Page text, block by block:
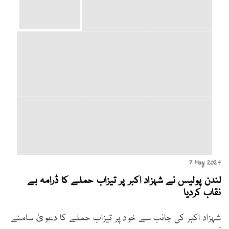
7 May 2024
لندن پولیس نے شہزاد اکبر پر تیزاب حملے کا ڈرامہ بے
نقاب کردیا
شہزاد اکبر کی جانب سے خود پر تیزاب حملے کا دعویٰ سامنے